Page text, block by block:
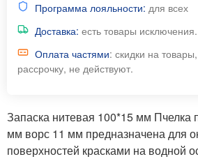
Программа лояльности: для всех
Доставка: есть товары исключения.
Оплата частями: скидки на
рассрочку, не действуют.
Запаска нитевая 100*15 мм Пчелка
мм ворс 11 мм предназначена для
поверхностей красками на водной